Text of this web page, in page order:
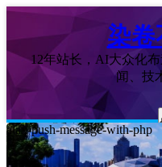
染卷
12年站长，AI大众化
闻、技
ajax-push-message-with-php